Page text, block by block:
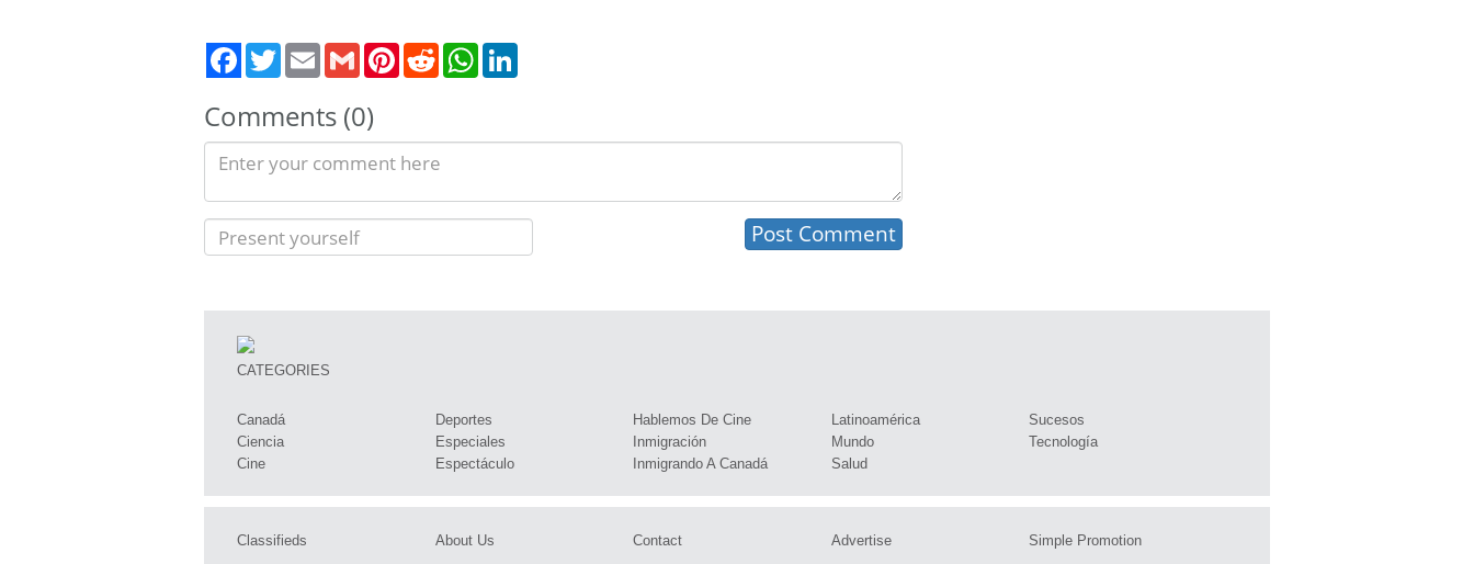
TwitterEmail Gmail PinterestRedditWhatsApp
Comments (0)
CATEGORIES
Canadá
Ciencia
Cine
Deportes
Especiales
Espectáculo
Hablemos De Cine
Inmigración
Inmigrando A Canadá
Latinoamérica
Mundo
Salud
Sucesos
Tecnología
Classifieds About Us Contact Advertise Simple Promotion